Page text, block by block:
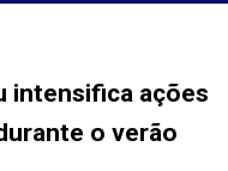
intensifica ações
o verão